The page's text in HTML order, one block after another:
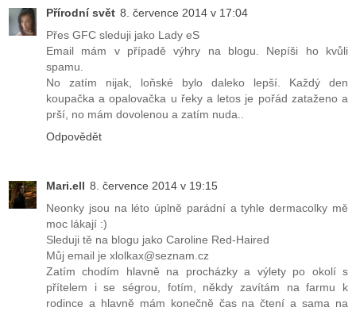
Přírodní svět 8. července 2014 v 17:04
Přes GFC sleduji jako Lady eS
Email mám v případě výhry na blogu. Nepíši ho kvůli
spamu.
No zatím nijak, loňské bylo daleko lepší. Každý den
koupačka a opalovačka u řeky a letos je pořád zataženo a
prší, no mám dovolenou a zatím nuda..
Odpovědět
Mari.ell 8. července 2014 v 19:15
Neonky jsou na léto úplně parádní a tyhle dermacolky mě
moc lákají :)
Sleduji tě na blogu jako Caroline Red-Haired
Můj email je xlolkax@seznam.cz
Zatím chodím hlavně na procházky a výlety po okolí s
přítelem i se ségrou, fotím, někdy zavítám na farmu k
rodince a hlavně mám konečně čas na čtení a sama na